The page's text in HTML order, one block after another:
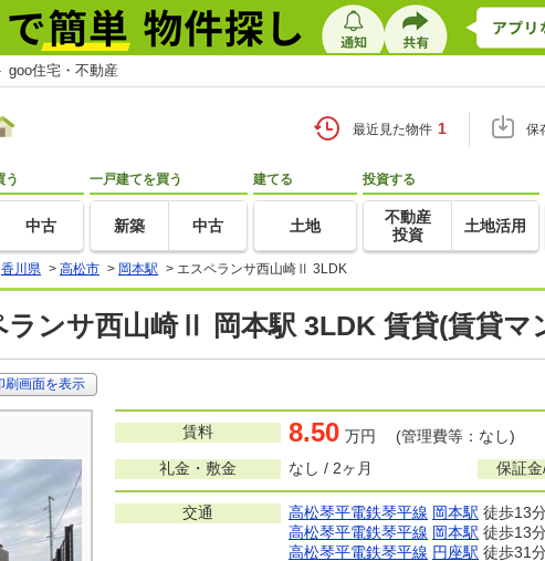
goo住宅・不動産
最近見た物件 1 保
う
中古
一戸建てを買う
新築 中古
建てる
土地
投資する
不動産
投資
土地活用
香川県 > 高松市 > 岡本駅 > エスペランサ西山崎Ⅱ 3LDK
ランサ西山崎Ⅱ 岡本駅 3LDK 賃貸(賃貸マ
刷画面を表示
賃料 8.50 万円 (管理費等：なし)
礼金・敷金
なし / 2ヶ月 保証
交通 高松琴平電鉄琴平線 岡本駅 徒歩13
高松琴平電鉄琴平線 岡本駅 徒歩13
高松琴平電鉄琴平線 円座駅 徒歩31